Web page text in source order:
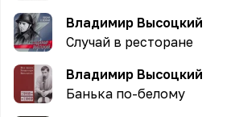
Владимир Высоцкий
Случай в ресторане
Владимир Высоцкий
Банька по-белому